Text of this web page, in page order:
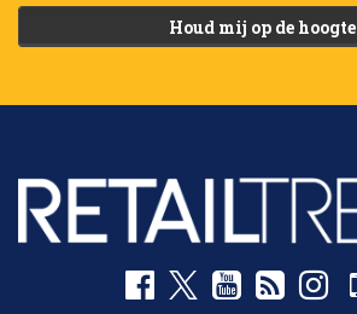
Houd mij op de hoogte